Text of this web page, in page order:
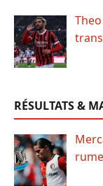
RÉSULTATS &